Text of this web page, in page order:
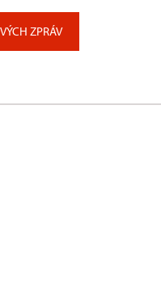
ZPRÁV